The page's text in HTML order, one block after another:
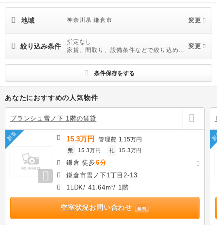
地域 神奈川県 鎌倉市 変更
絞り込み条件
指定なし
家賃、間取り、設備条件などで絞り込めま
す
変更
条件保存をする
あなたにおすすめの人気物件
ブランシュ雪ノ下 1階の賃貸
新着 15.3万円 管理費 1.15万円
敷 15.3万円 礼 15.3万円
鎌倉 徒歩6分
鎌倉市雪ノ下1丁目2-13
1LDK/ 41.64m²/ 1階
空室状況お問い合わせ 無料